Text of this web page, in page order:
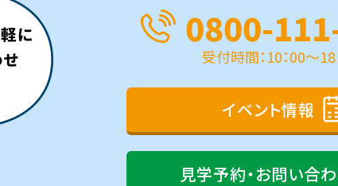
0800-
受付時間：10：00～18
イベント情報
見学予約・お問い合